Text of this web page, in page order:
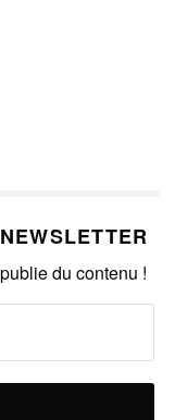
du contenu !